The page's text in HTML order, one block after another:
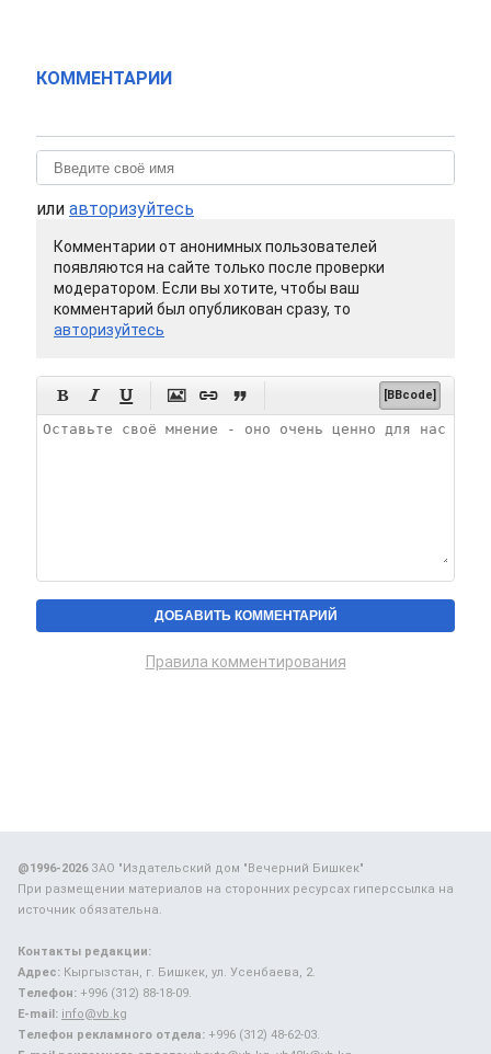
КОММЕНТАРИИ
или авторизуйтесь
Комментарии от анонимных пользователей
появляются на сайте только после проверки
модератором. Если вы хотите, чтобы ваш
комментарий был опубликован сразу, то
авторизуйтесь
      [BBcode]
Правила комментирования
@1996-2026ЗАО "Издательский дом "Вечерний Бишкек"
При размещении материалов на сторонних ресурсах гиперссылка на
источник обязательна.
Контакты редакции:
Адрес: Кыргызстан, г. Бишкек, ул. Усенбаева, 2.
Телефон: +996 (312) 88-18-09.
E-mail: info@vb.kg
Телефон рекламного отдела: +996 (312) 48-62-03.